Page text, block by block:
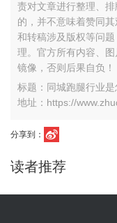
责对文章进行整理、
的，并不意味着赞同
和转稿涉及版权等问
理。官方所有内容、图
镜像，否则后果自负！
标题：同城跑腿行业是
地址：https://
分享到：
读者推荐